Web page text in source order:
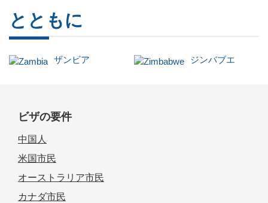
とともに
ザンビア ジンバブエ
ビザの要件
中国人
米国市民
オーストラリア市民
カナダ市民